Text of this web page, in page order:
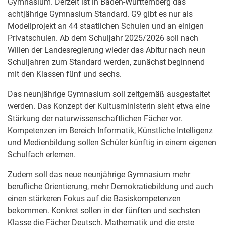
achtjährige Gymnasium Standard. G9 gibt es nur als
Modellprojekt an 44 staatlichen Schulen und an einigen
Privatschulen. Ab dem Schuljahr 2025/2026 soll nach
Willen der Landesregierung wieder das Abitur nach neun
Schuljahren zum Standard werden, zunächst beginnend
mit den Klassen fünf und sechs.
Das neunjährige Gymnasium soll zeitgemäß ausgestaltet
werden. Das Konzept der Kultusministerin sieht etwa eine
Stärkung der naturwissenschaftlichen Fächer vor.
Kompetenzen im Bereich Informatik, Künstliche Intelligenz
und Medienbildung sollen Schüler künftig in einem eigenen
Schulfach erlernen.
Zudem soll das neue neunjährige Gymnasium mehr
berufliche Orientierung, mehr Demokratiebildung und auch
einen stärkeren Fokus auf die Basiskompetenzen
bekommen. Konkret sollen in der fünften und sechsten
Klasse die Fächer Deutsch, Mathematik und die erste